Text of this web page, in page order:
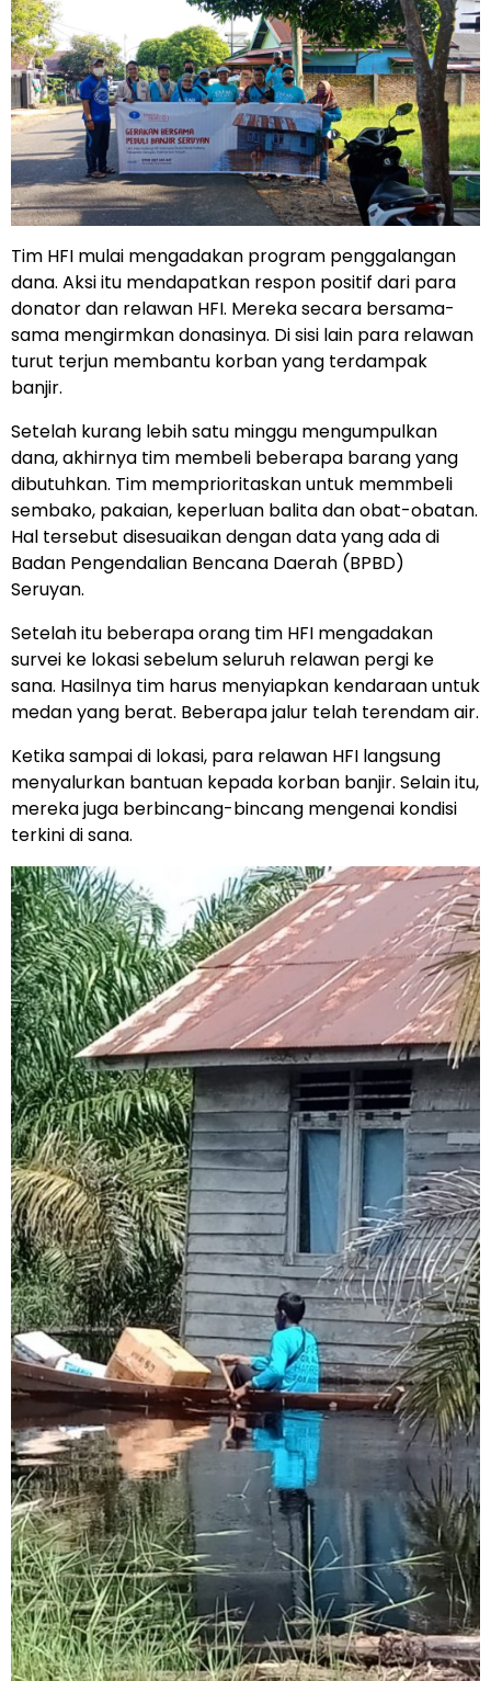
Tim HFI mulai mengadakan program penggalangan
dana. Aksi itu mendapatkan respon positif dari para
donator dan relawan HFI. Mereka secara bersama-
sama mengirmkan donasinya. Di sisi lain para relawan
turut terjun membantu korban yang terdampak
banjir.
Setelah kurang lebih satu minggu mengumpulkan
dana, akhirnya tim membeli beberapa barang yang
dibutuhkan. Tim memprioritaskan untuk memmbeli
sembako, pakaian, keperluan balita dan obat-obatan.
Hal tersebut disesuaikan dengan data yang ada di
Badan Pengendalian Bencana Daerah (BPBD)
Seruyan.
Setelah itu beberapa orang tim HFI mengadakan
survei ke lokasi sebelum seluruh relawan pergi ke
sana. Hasilnya tim harus menyiapkan kendaraan untuk
medan yang berat. Beberapa jalur telah terendam air.
Ketika sampai di lokasi, para relawan HFI langsung
menyalurkan bantuan kepada korban banjir. Selain itu,
mereka juga berbincang-bincang mengenai kondisi
terkini di sana.